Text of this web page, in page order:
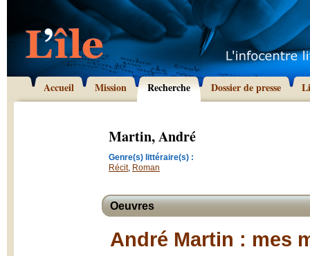
Accueil Mission Recherche Dossier de presse
Martin, André
Genre(s) littéraire(s) :
Récit, Roman
Oeuvres
André Martin : mes